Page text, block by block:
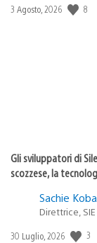
Data
3 Agosto, 2026 8
Gli sviluppatori di
scozzese, la
Sachie
Direttrice, SIE
Data
30 Luglio, 2026 3